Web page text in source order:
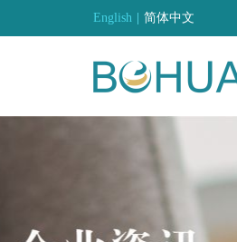
English 简体中文